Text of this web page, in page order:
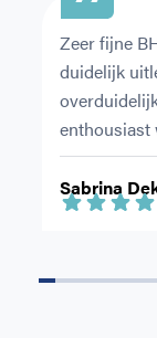
Sabrina
Zeer fijne
duidelijk
enthousiast
leren.